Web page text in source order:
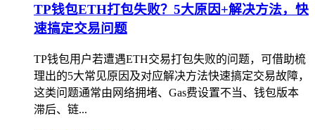
TP钱包ETH打包失败？5大原因+解决方法，快
速搞定交易问题
TP钱包用户若遭遇ETH交易打包失败的问题，可借助梳
理出的5大常见原因及对应解决方法快速搞定交易故障，
这类问题通常由网络拥堵、Gas费设置不当、钱包版本
滞后、链...